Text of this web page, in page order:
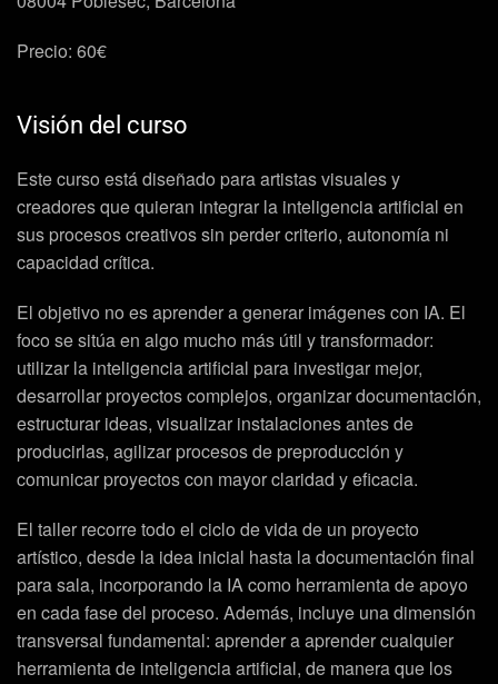
Precio: 60€
Visión del curso
Este curso está diseñado para artistas visuales y
creadores que quieran integrar la inteligencia artificial en
sus procesos creativos sin perder criterio, autonomía ni
capacidad crítica.
El objetivo no es aprender a generar imágenes con IA. El
foco se sitúa en algo mucho más útil y transformador:
utilizar la inteligencia artificial para investigar mejor,
desarrollar proyectos complejos, organizar documentación,
estructurar ideas, visualizar instalaciones antes de
producirlas, agilizar procesos de preproducción y
comunicar proyectos con mayor claridad y eficacia.
El taller recorre todo el ciclo de vida de un proyecto
artístico, desde la idea inicial hasta la documentación final
para sala, incorporando la IA como herramienta de apoyo
en cada fase del proceso. Además, incluye una dimensión
transversal fundamental: aprender a aprender cualquier
herramienta de inteligencia artificial, de manera que los